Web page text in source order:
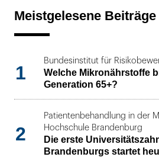
Meistgelesene Beiträge
1
Bundesinstitut für
Welche Mikronährstoffe
Generation 65+?
2
Patientenbehandlung in der
Hochschule Brandenburg
Die erste
Brandenburgs startet